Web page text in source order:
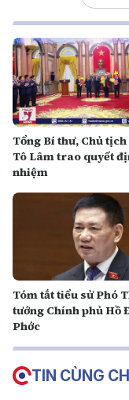
Tổng Bí thư, Chủ
Tô Lâm trao quyết
nhiệm
Tóm tắt tiểu sử Phó
tướng Chính phủ Hồ
Phớc
TIN CÙNG